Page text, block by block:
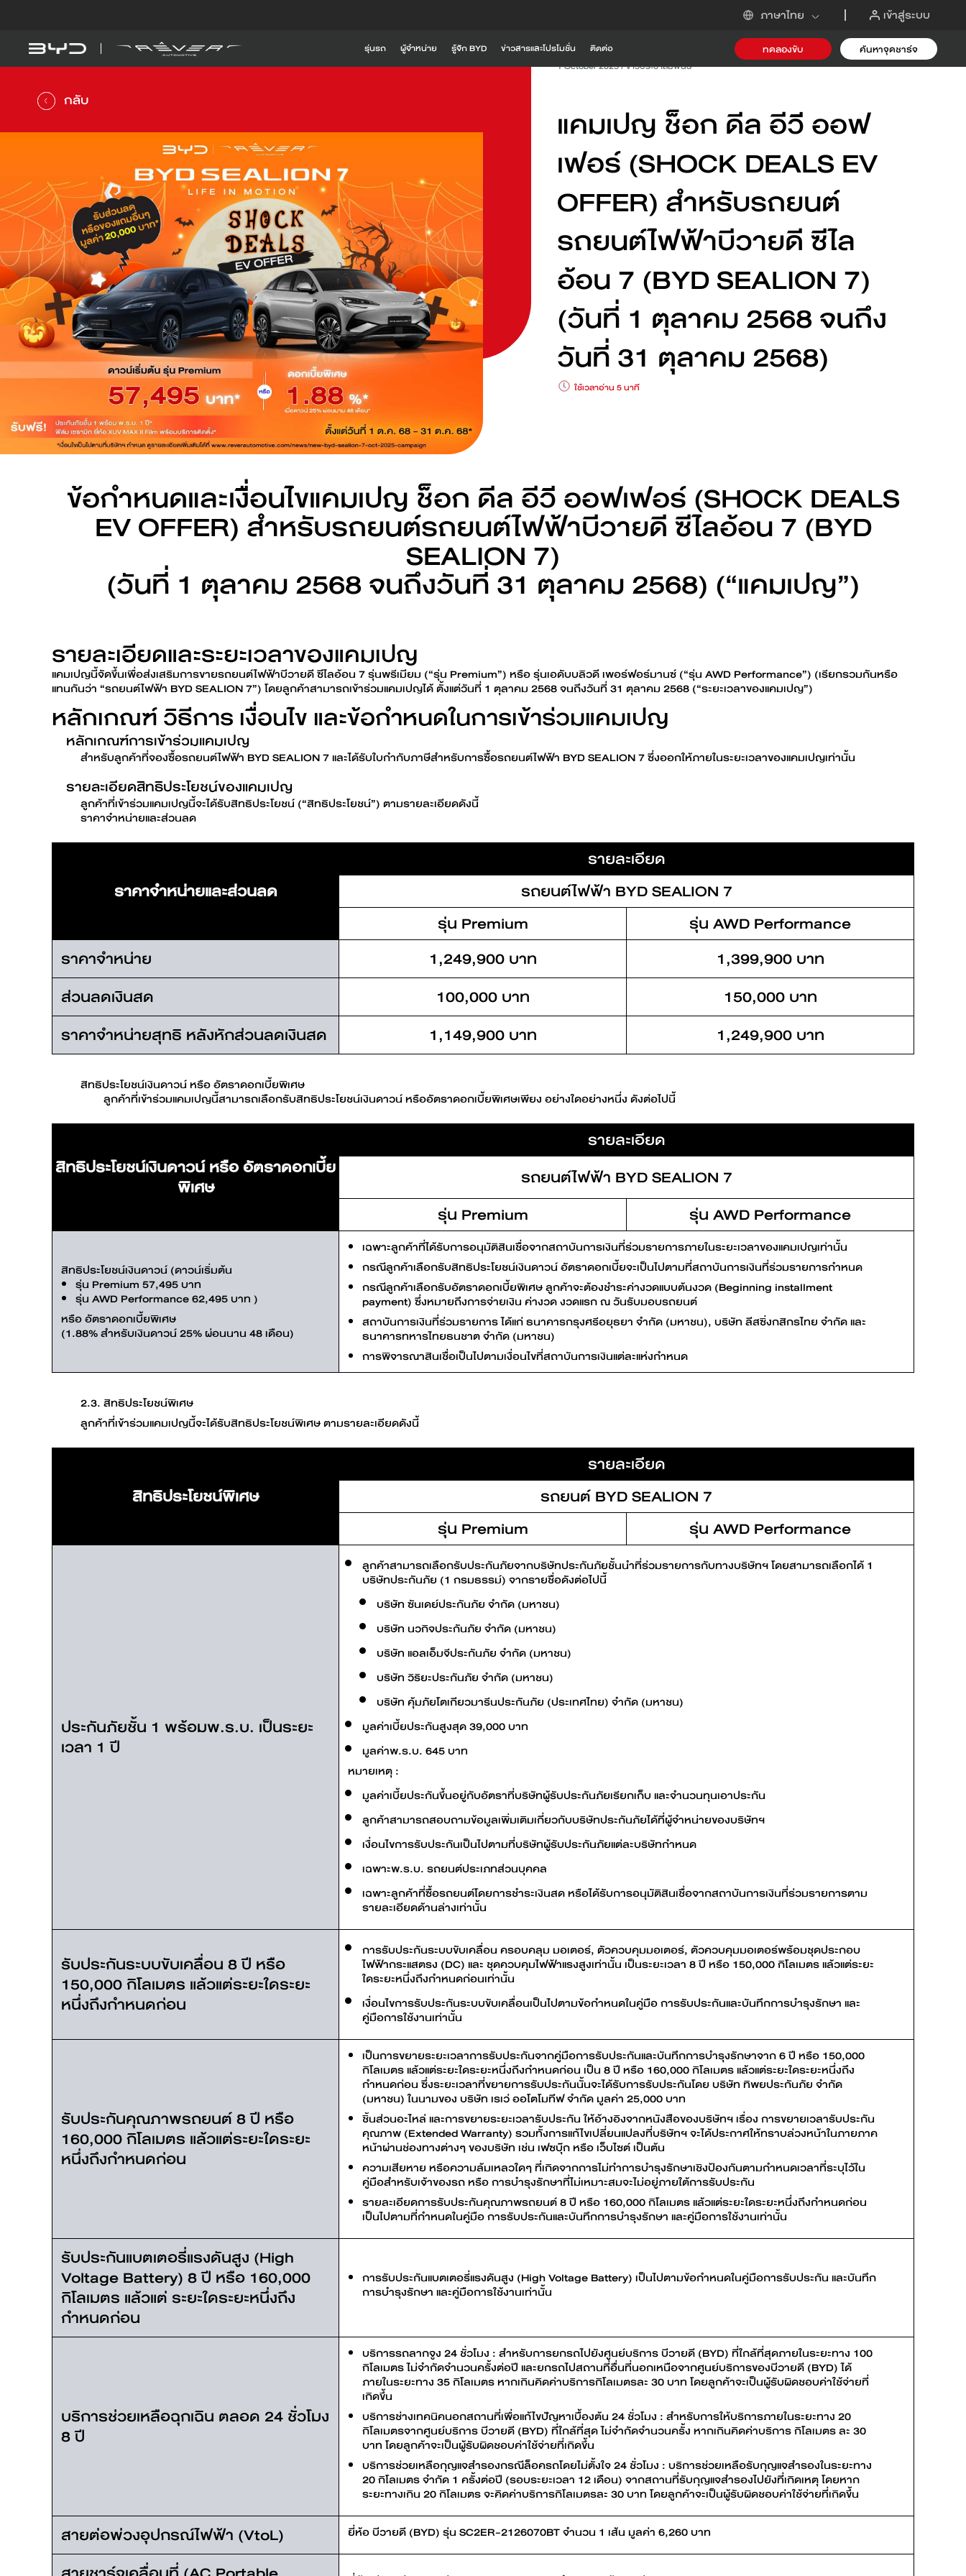
ภาษาไทย เข้าสู่ระบบ
รุ่นรถ
รุ่นรถ
ดูเพิ่มเติม ดูเพิ่มเติม ดูเพิ่มเติม
EV BYD ATTO 1
ดูเพิ่มเติม
BYD ATTO 2
ดูเพิ่มเติม
BYD SEAL 6
ดูเพิ่มเติม
BYD SEALION 7 BYD M6 BYD SEAL BYD ATTO 3
BYD DOLPHIN
ดูเพิ่มเติม
คำนวณค่าไฟรถ EV ค้นหาสถานีชาร์จ ขอข้อเสนอ
ผู้จำหน่าย รู้จัก BYD
รู้จัก BYD
ความเป็นมาของ BYD
ประสบการณ์ที่เหนือกว่าจาก BYD
นวัตกรรมการขับขี่
คำนวณค่าไฟรถ EV ค้นหาสถานีชาร์จ
ข่าวสารและโปรโมชั่น ติดต่อ ทดลองขับ ค้นหาจุดชาร์จ
กลับ
1 October 2025/ข่าวประชาสัมพันธ์
แคมเปญ ช็อก ดีล อีวี ออฟ
เฟอร์ (SHOCK DEALS EV
OFFER) สำหรับรถยนต์
รถยนต์ไฟฟ้าบีวายดี ซีไล
อ้อน 7 (BYD SEALION 7)
(วันที่ 1 ตุลาคม 2568 จนถึง
วันที่ 31 ตุลาคม 2568)
ใช้เวลาอ่าน 5 นาที
ข้อกำหนดและเงื่อนไขแคมเปญ ช็อก ดีล อีวี ออฟเฟอร์ (SHOCK DEALS
EV OFFER) สำหรับรถยนต์รถยนต์ไฟฟ้าบีวายดี ซีไลอ้อน 7 (BYD
SEALION 7)
(วันที่ 1 ตุลาคม 2568 จนถึงวันที่ 31 ตุลาคม 2568) (“แคมเปญ”)
รายละเอียดและระยะเวลาของแคมเปญ
แคมเปญนี้จัดขึ้นเพื่อส่งเสริมการขายรถยนต์ไฟฟ้าบีวายดี ซีไลอ้อน 7 รุ่นพรีเมียม (“รุ่น Premium”) หรือ รุ่นเอดับบลิวดี เพอร์ฟอร์มานซ์ (“รุ่น AWD Performance”) (เรียกรวมกันหรือ
แทนกันว่า “รถยนต์ไฟฟ้า BYD SEALION 7”) โดยลูกค้าสามารถเข้าร่วมแคมเปญได้ ตั้งแต่วันที่ 1 ตุลาคม 2568 จนถึงวันที่ 31 ตุลาคม 2568 (“ระยะเวลาของแคมเปญ”)
หลักเกณฑ์ วิธีการ เงื่อนไข และข้อกำหนดในการเข้าร่วมแคมเปญ
หลักเกณฑ์การเข้าร่วมแคมเปญ
สำหรับลูกค้าที่จองซื้อรถยนต์ไฟฟ้า BYD SEALION 7 และได้รับใบกำกับภาษีสำหรับการซื้อรถยนต์ไฟฟ้า BYD SEALION 7 ซึ่งออกให้ภายในระยะเวลาของแคมเปญเท่านั้น
รายละเอียดสิทธิประโยชน์ของแคมเปญ
ลูกค้าที่เข้าร่วมแคมเปญนี้จะได้รับสิทธิประโยชน์ (“สิทธิประโยชน์”) ตามรายละเอียดดังนี้
ราคาจำหน่ายและส่วนลด
รายละเอียด
ราคาจำหน่ายและส่วนลด
รถยนต์ไฟฟ้า BYD SEALION 7
รุ่น Premium
รุ่น AWD Performance
ราคาจำหน่าย
1,249,900 บาท
1,399,900 บาท
ส่วนลดเงินสด
100,000 บาท
150,000 บาท
ราคาจำหน่ายสุทธิ หลังหักส่วนลดเงินสด
1,149,900 บาท 1,249,900 บาท
สิทธิประโยชน์เงินดาวน์ หรือ อัตราดอกเบี้ยพิเศษ
ลูกค้าที่เข้าร่วมแคมเปญนี้สามารถเลือกรับสิทธิประโยชน์เงินดาวน์ หรืออัตราดอกเบี้ยพิเศษเพียง อย่างใดอย่างหนึ่ง ดังต่อไปนี้
รายละเอียด
สิทธิประโยชน์เงินดาวน์ หรือ อัตราดอกเบี้ย
พิเศษ
รถยนต์ไฟฟ้า BYD SEALION 7
รุ่น Premium
รุ่น AWD Performance
สิทธิประโยชน์เงินดาวน์ (ดาวน์เริ่มต้น
รุ่น Premium 57,495 บาท
รุ่น AWD Performance 62,495 บาท )
หรือ อัตราดอกเบี้ยพิเศษ
(1.88% สำหรับเงินดาวน์ 25% ผ่อนนาน 48 เดือน)
เฉพาะลูกค้าที่ได้รับการอนุมัติสินเชื่อจากสถาบันการเงินที่ร่วมรายการภายในระยะเวลาของแคมเปญเท่านั้น
กรณีลูกค้าเลือกรับสิทธิประโยชน์เงินดาวน์ อัตราดอกเบี้ยจะเป็นไปตามที่สถาบันการเงินที่ร่วมรายการกำหนด
กรณีลูกค้าเลือกรับอัตราดอกเบี้ยพิเศษ ลูกค้าจะต้องชำระค่างวดแบบต้นงวด (Beginning installment
payment) ซึ่งหมายถึงการจ่ายเงิน ค่างวด งวดแรก ณ วันรับมอบรถยนต์
สถาบันการเงินที่ร่วมรายการ ได้แก่ ธนาคารกรุงศรีอยุธยา จำกัด (มหาชน), บริษัท ลีสซิ่งกสิกรไทย จำกัด และ
ธนาคารทหารไทยธนชาต จํากัด (มหาชน)
การพิจารณาสินเชื่อเป็นไปตามเงื่อนไขที่สถาบันการเงินแต่ละแห่งกำหนด
2.3. สิทธิประโยชน์พิเศษ
ลูกค้าที่เข้าร่วมแคมเปญนี้จะได้รับสิทธิประโยชน์พิเศษ ตามรายละเอียดดังนี้
รายละเอียด
สิทธิประโยชน์พิเศษ
รถยนต์ BYD SEALION 7
รุ่น Premium
รุ่น AWD Performance
ประกันภัยชั้น 1 พร้อมพ.ร.บ. เป็นระยะ
เวลา 1 ปี
ลูกค้าสามารถเลือกรับประกันภัยจากบริษัทประกันภัยชั้นนำที่ร่วมรายการกับทางบริษัทฯ โดยสามารถเลือกได้ 1
บริษัทประกันภัย (1 กรมธรรม์) จากรายชื่อดังต่อไปนี้
บริษัท ซันเดย์ประกันภัย จำกัด (มหาชน)
บริษัท นวกิจประกันภัย จำกัด (มหาชน)
บริษัท แอลเอ็มจีประกันภัย จำกัด (มหาชน)
บริษัท วิริยะประกันภัย จำกัด (มหาชน)
บริษัท คุ้มภัยโตเกียวมารีนประกันภัย (ประเทศไทย) จำกัด (มหาชน)
มูลค่าเบี้ยประกันสูงสุด 39,000 บาท
มูลค่าพ.ร.บ. 645 บาท
หมายเหตุ :
มูลค่าเบี้ยประกันขึ้นอยู่กับอัตราที่บริษัทผู้รับประกันภัยเรียกเก็บ และจำนวนทุนเอาประกัน
ลูกค้าสามารถสอบถามข้อมูลเพิ่มเติมเกี่ยวกับบริษัทประกันภัยได้ที่ผู้จำหน่ายของบริษัทฯ
เงื่อนไขการรับประกันเป็นไปตามที่บริษัทผู้รับประกันภัยแต่ละบริษัทกำหนด
เฉพาะพ.ร.บ. รถยนต์ประเภทส่วนบุคคล
เฉพาะลูกค้าที่ซื้อรถยนต์โดยการชำระเงินสด หรือได้รับการอนุมัติสินเชื่อจากสถาบันการเงินที่ร่วมรายการตาม
รายละเอียดด้านล่างเท่านั้น
รับประกันระบบขับเคลื่อน 8 ปี หรือ
150,000 กิโลเมตร แล้วแต่ระยะใดระยะ
หนึ่งถึงกำหนดก่อน
การรับประกันระบบขับเคลื่อน ครอบคลุม มอเตอร์, ตัวควบคุมมอเตอร์, ตัวควบคุมมอเตอร์พร้อมชุดประกอบ
ไฟฟ้ากระแสตรง (DC) และ ชุดควบคุมไฟฟ้าแรงสูงเท่านั้น เป็นระยะเวลา 8 ปี หรือ 150,000 กิโลเมตร แล้วแต่ระยะ
ใดระยะหนึ่งถึงกำหนดก่อนเท่านั้น
เงื่อนไขการรับประกันระบบขับเคลื่อนเป็นไปตามข้อกำหนดในคู่มือ การรับประกันและบันทึกการบำรุงรักษา และ
คู่มือการใช้งานเท่านั้น
รับประกันคุณภาพรถยนต์ 8 ปี หรือ
160,000 กิโลเมตร แล้วแต่ระยะใดระยะ
หนึ่งถึงกำหนดก่อน
เป็นการขยายระยะเวลาการรับประกันจากคู่มือการรับประกันและบันทึกการบำรุงรักษาจาก 6 ปี หรือ 150,000
กิโลเมตร แล้วแต่ระยะใดระยะหนึ่งถึงกำหนดก่อน เป็น 8 ปี หรือ 160,000 กิโลเมตร แล้วแต่ระยะใดระยะหนึ่งถึง
กำหนดก่อน ซึ่งระยะเวลาที่ขยายการรับประกันนั้นจะได้รับการรับประกันโดย บริษัท ทิพยประกันภัย จำกัด
(มหาชน) ในนามของ บริษัท เรเว่ ออโตโมทีฟ จำกัด มูลค่า 25,000 บาท
ชิ้นส่วนอะไหล่ และการขยายระยะเวลารับประกัน ให้อ้างอิงจากหนังสือของบริษัทฯ เรื่อง การขยายเวลารับประกัน
คุณภาพ (Extended Warranty) รวมทั้งการแก้ไขเปลี่ยนแปลงที่บริษัทฯ จะได้ประกาศให้ทราบล่วงหน้าในภายภาค
หน้าผ่านช่องทางต่างๆ ของบริษัท เช่น เฟซบุ๊ก หรือ เว็บไซต์ เป็นต้น
ความเสียหาย หรือความล้มเหลวใดๆ ที่เกิดจากการไม่ทำการบำรุงรักษาเชิงป้องกันตามกำหนดเวลาที่ระบุไว้ใน
คู่มือสำหรับเจ้าของรถ หรือ การบำรุงรักษาที่ไม่เหมาะสมจะไม่อยู่ภายใต้การรับประกัน
รายละเอียดการรับประกันคุณภาพรถยนต์ 8 ปี หรือ 160,000 กิโลเมตร แล้วแต่ระยะใดระยะหนึ่งถึงกำหนดก่อน
เป็นไปตามที่กำหนดในคู่มือ การรับประกันและบันทึกการบำรุงรักษา และคู่มือการใช้งานเท่านั้น
รับประกันแบตเตอรี่แรงดันสูง (High
Voltage Battery) 8 ปี หรือ 160,000
กิโลเมตร แล้วแต่ ระยะใดระยะหนึ่งถึง
กำหนดก่อน
การรับประกันแบตเตอรี่แรงดันสูง (High Voltage Battery) เป็นไปตามข้อกำหนดในคู่มือการรับประกัน และบันทึก
การบำรุงรักษา และคู่มือการใช้งานเท่านั้น
บริการช่วยเหลือฉุกเฉิน ตลอด 24 ชั่วโมง
8 ปี
บริการรถลากจูง 24 ชั่วโมง : สำหรับการยกรถไปยังศูนย์บริการ บีวายดี (BYD) ที่ใกล้ที่สุดภายในระยะทาง 100
กิโลเมตร ไม่จำกัดจำนวนครั้งต่อปี และยกรถไปสถานที่อื่นที่นอกเหนือจากศูนย์บริการของบีวายดี (BYD) ได้
ภายในระยะทาง 35 กิโลเมตร หากเกินคิดค่าบริการกิโลเมตรละ 30 บาท โดยลูกค้าจะเป็นผู้รับผิดชอบค่าใช้จ่ายที่
เกิดขึ้น
บริการช่างเทคนิคนอกสถานที่เพื่อแก้ไขปัญหาเบื้องต้น 24 ชั่วโมง : สำหรับการให้บริการภายในระยะทาง 20
กิโลเมตรจากศูนย์บริการ บีวายดี (BYD) ที่ใกล้ที่สุด ไม่จำกัดจำนวนครั้ง หากเกินคิดค่าบริการ กิโลเมตร ละ 30
บาท โดยลูกค้าจะเป็นผู้รับผิดชอบค่าใช้จ่ายที่เกิดขึ้น
บริการช่วยเหลือกุญแจสำรองกรณีล็อครถโดยไม่ตั้งใจ 24 ชั่วโมง : บริการช่วยเหลือรับกุญแจสำรองในระยะทาง
20 กิโลเมตร จำกัด 1 ครั้งต่อปี (รอบระยะเวลา 12 เดือน) จากสถานที่รับกุญแจสำรองไปยังที่เกิดเหตุ โดยหาก
ระยะทางเกิน 20 กิโลเมตร จะคิดค่าบริการกิโลเมตรละ 30 บาท โดยลูกค้าจะเป็นผู้รับผิดชอบค่าใช้จ่ายที่เกิดขึ้น
สายต่อพ่วงอุปกรณ์ไฟฟ้า (VtoL) ยี่ห้อ บีวายดี (BYD) รุ่น SC2ER-2126070BT จำนวน 1 เส้น มูลค่า 6,260 บาท